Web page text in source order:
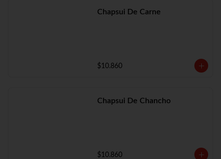
Chapsui De Carne
$10.860
Chapsui De Chancho
$10.860